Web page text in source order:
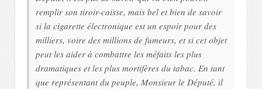
remplir son tiroir-caisse, mais bel et bien de savoir
si la cigarette électronique est un espoir pour des
milliers, voire des millions de fumeurs, et si cet objet
peut les aider à combattre les méfaits les plus
dramatiques et les plus mortifères du tabac. En tant
que représentant du peuple, Monsieur le Député, il